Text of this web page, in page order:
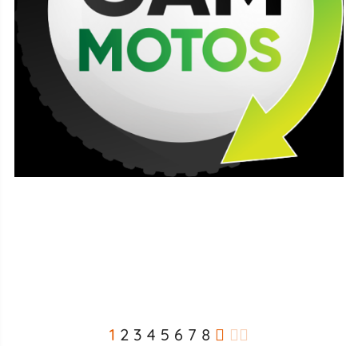
1 2 3 4 5 6 7 8